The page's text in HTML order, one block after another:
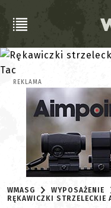
REKLAMA
WMASG WYPOSAŻENIE
RĘKAWICZKI STRZELECKIE